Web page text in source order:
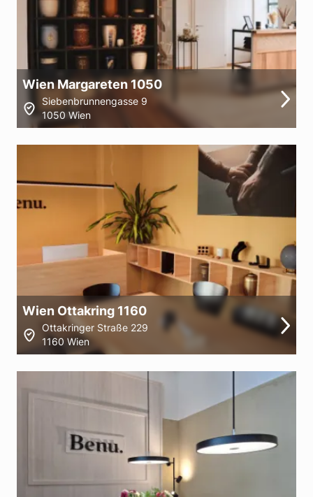
Wien Margareten 1050
Siebenbrunnengasse 9
1050 Wien
Wien Ottakring 1160
Ottakringer Straße 229
1160 Wien